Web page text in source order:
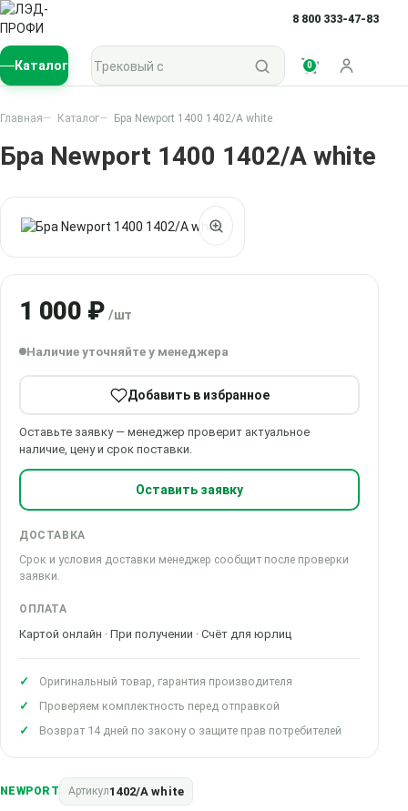
8 800 333-47-83
Каталог
Поиск по каталогу
0
Войти
Главная Каталог Бра Newport 1400 1402/A white
Бра Newport 1400 1402/A white
NEWPORT Артикул1402/A white
1 000 ₽ /шт
Наличие уточняйте у менеджера
Добавить в избранное
Оставьте заявку — менеджер проверит актуальное
наличие, цену и срок поставки.
Оставить заявку
ДОСТАВКА
Срок и условия доставки менеджер сообщит после проверки
заявки.
ОПЛАТА
Картой онлайн · При получении · Счёт для юрлиц
Оригинальный товар, гарантия производителя
Проверяем комплектность перед отправкой
Возврат 14 дней по закону о защите прав потребителей